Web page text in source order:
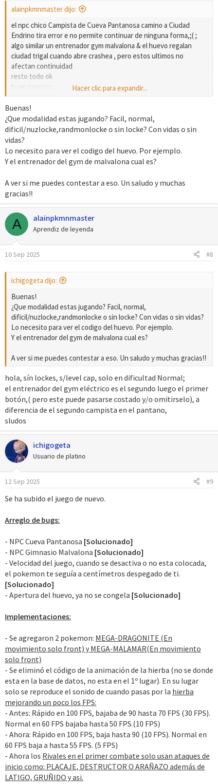
alainpkmnmaster dijo:
el npc chico Campista de Cueva Pantanosa camino a Ciudad
Endrino tira error e no permite continuar de ninguna forma,;( ;
algo similar un entrenador gym malvalona & el huevo regalan
ciudad trigal cuando abre crashea , pero estos ultimos no
afectan continuidad
resto todo ok
buen juegazo
Hacer clic para expandir...
Buenas!
¿Que modalidad estas jugando? Facil, normal,
dificil/nuzlocke,randmonlocke o sin locke? Con vidas o sin
vidas?
Lo necesito para ver el codigo del huevo. Por ejemplo.
Y el entrenador del gym de malvalona cual es?
A ver si me puedes contestar a eso. Un saludo y muchas
gracias!!
A alainpkmnmaster
Aprendiz de leyenda
10 Sep 2025 #8
ichigogeta dijo:
Buenas!
¿Que modalidad estas jugando? Facil, normal,
dificil/nuzlocke,randmonlocke o sin locke? Con vidas o sin vidas?
Lo necesito para ver el codigo del huevo. Por ejemplo.
Y el entrenador del gym de malvalona cual es?
A ver si me puedes contestar a eso. Un saludo y muchas gracias!!
hola, sín lockes, s/level cap, solo en dificultad Normal;
el entrenador del gym eléctrico es el segundo luego el primer
botón,( pero este puede pasarse costado y/o omitirselo), a
diferencia de el segundo campista en el pantano,
sludos
ichigogeta
Usuario de platino
12 Sep 2025 #9
Se ha subido el juego de nuevo.
Arreglo de bugs:
- NPC Cueva Pantanosa [Solucionado]
- NPC Gimnasio Malvalona [Solucionado]
- Velocidad del juego, cuando se desactiva o no esta colocada,
el pokemon te seguía a centímetros despegado de ti.
[Solucionado]
- Apertura del huevo, ya no se congela [Solucionado]
Implementaciones:
- Se agregaron 2 pokemon: MEGA-DRAGONITE (En
movimiento solo front) y MEGA-MALAMAR(En movimiento
solo front)
- Se eliminó el código de la animación de la hierba (no se donde
esta en la base de datos, no esta en el 1º lugar). En su lugar
solo se reproduce el sonido de cuando pasas por la hierba
mejorando un poco los FPS:
- Antes: Rápido en 100 FPS, bajaba de 90 hasta 70 FPS (30 FPS).
Normal en 60 FPS bajaba hasta 50 FPS.(10 FPS)
- Ahora: Rápido en 100 FPS, baja hasta 90 (10 FPS). Normal en
60 FPS baja a hasta 55 FPS. (5 FPS)
- Ahora los Rivales en el primer combate solo usan ataques de
inicio como: PLACAJE, DESTRUCTOR O ARAÑAZO además de
LATIGO, GRUÑIDO y asi.